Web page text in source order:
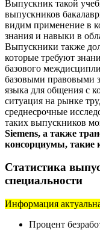
Выпускник такой
выпускников
видим применение в
знания и навыки в
Выпускники также
которые требуют
базового
базовыми правовыми
языка для общения с
ситуация на рынке
среднесрочные
таких выпускников
Siemens, а также
консорциумы, такие
Статистика
специальности
Информация
Процент